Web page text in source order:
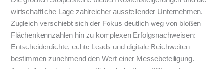
wirtschaftliche Lage zahlreicher ausstellender Unternehmen.
Zugleich verschiebt sich der Fokus deutlich weg von bloßen
Flächenkennzahlen hin zu komplexen Erfolgsnachweisen:
Entscheiderdichte, echte Leads und digitale Reichweiten
bestimmen zunehmend den Wert einer Messebeteiligung.